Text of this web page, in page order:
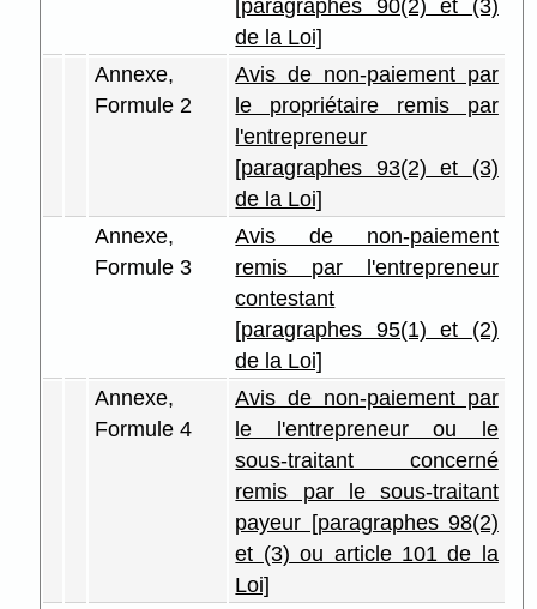
[paragraphes 90(2) et (3)
de la Loi]
Annexe,
Formule 2
Avis de non-paiement par
le propriétaire remis par
l'entrepreneur
[paragraphes 93(2) et (3)
de la Loi]
Annexe,
Formule 3
Avis de non-paiement
remis par l'entrepreneur
contestant
[paragraphes 95(1) et (2)
de la Loi]
Annexe,
Formule 4
Avis de non-paiement par
le l'entrepreneur ou le
sous-traitant concerné
remis par le sous-traitant
payeur [paragraphes 98(2)
et (3) ou article 101 de la
Loi]